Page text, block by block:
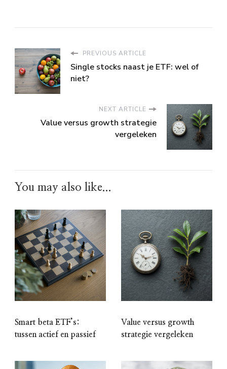
PREVIOUS ARTICLE
Single stocks naast je ETF: wel of
niet?
NEXT ARTICLE
Value versus growth strategie
vergeleken
You may also like...
Smart beta ETF’s:
tussen actief en passief
Value versus growth
strategie vergeleken